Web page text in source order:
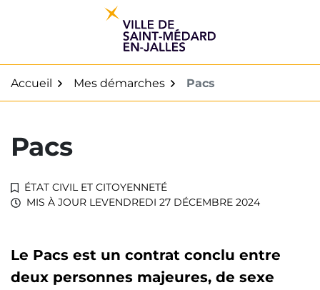
Accueil Mes démarches Pacs
Pacs
ÉTAT CIVIL ET CITOYENNETÉ
MIS À JOUR LEVENDREDI 27 DÉCEMBRE 2024
Le Pacs est un contrat conclu entre
deux personnes majeures, de sexe